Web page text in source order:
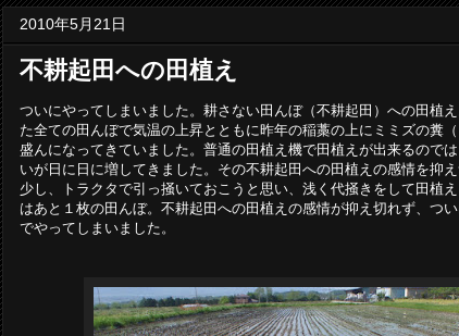
2010年5月21日
不耕起田への田植え
ついにやってしまいました。耕さない田んぼ（不耕起田）への田植
た全ての田んぼで気温の上昇とともに昨年の稲藁の上にミミズの糞
盛んになってきていました。普通の田植え機で田植えが出来るので
いが日に日に増してきました。その不耕起田への田植えの感情を抑
少し、トラクタで引っ掻いておこうと思い、浅く代掻きをして田植
はあと１枚の田んぼ。不耕起田への田植えの感情が抑え切れず、つ
でやってしまいました。